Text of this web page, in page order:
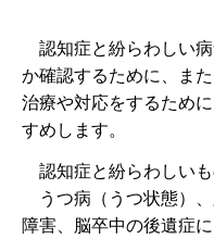
認知症と紛らわしい
か確認するために、ま
治療や対応をするため
すめします。
認知症と紛らわしいも
う つ病（うつ状態）
障害、脳卒中の後遺症